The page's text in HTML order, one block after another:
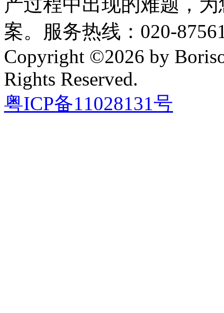
案。服务热线：020-
Copyright ©2026 by
Rights Reserved.
粤ICP备11028131号